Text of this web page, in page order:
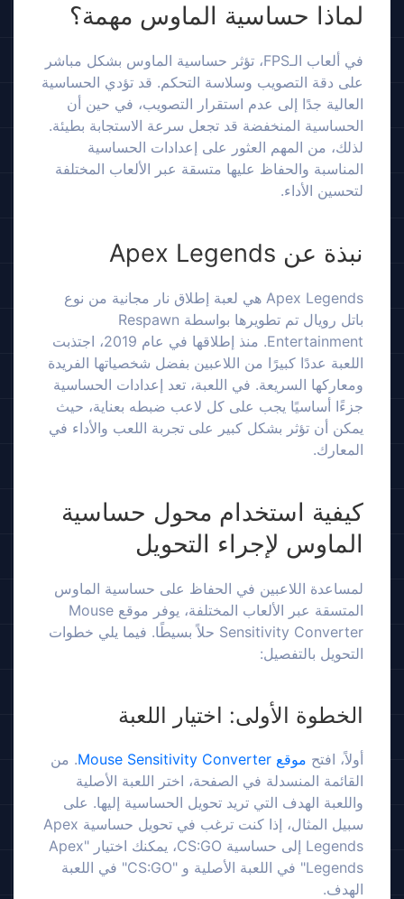
لماذا حساسية الماوس مهمة؟
في ألعاب الـFPS، تؤثر حساسية الماوس بشكل مباشر
على دقة التصويب وسلاسة التحكم. قد تؤدي الحساسية
العالية جدًا إلى عدم استقرار التصويب، في حين أن
الحساسية المنخفضة قد تجعل سرعة الاستجابة بطيئة.
لذلك، من المهم العثور على إعدادات الحساسية
المناسبة والحفاظ عليها متسقة عبر الألعاب المختلفة
لتحسين الأداء.
نبذة عن Apex Legends
Apex Legends هي لعبة إطلاق نار مجانية من نوع
باتل رويال تم تطويرها بواسطة Respawn
Entertainment. منذ إطلاقها في عام 2019، اجتذبت
اللعبة عددًا كبيرًا من اللاعبين بفضل شخصياتها الفريدة
ومعاركها السريعة. في اللعبة، تعد إعدادات الحساسية
جزءًا أساسيًا يجب على كل لاعب ضبطه بعناية، حيث
يمكن أن تؤثر بشكل كبير على تجربة اللعب والأداء في
المعارك.
كيفية استخدام محول حساسية
الماوس لإجراء التحويل
لمساعدة اللاعبين في الحفاظ على حساسية الماوس
المتسقة عبر الألعاب المختلفة، يوفر موقع Mouse
Sensitivity Converter حلاً بسيطًا. فيما يلي خطوات
التحويل بالتفصيل:
الخطوة الأولى: اختيار اللعبة
أولاً، افتحموقع Mouse Sensitivity Converter
. من
القائمة المنسدلة في الصفحة، اختر اللعبة الأصلية
واللعبة الهدف التي تريد تحويل الحساسية إليها. على
سبيل المثال، إذا كنت ترغب في تحويل حساسية Apex
Legends إلى حساسية CS:GO، يمكنك اختيار "Apex
Legends" في اللعبة الأصلية و "CS:GO" في اللعبة
الهدف.